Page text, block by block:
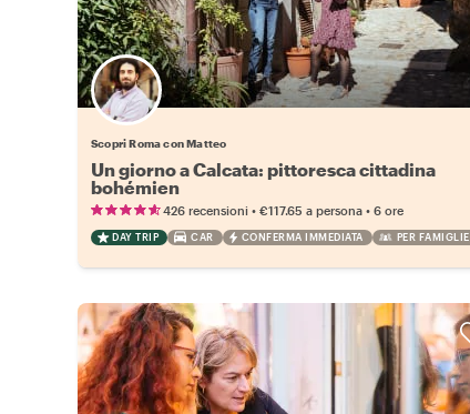
Scopri Roma con Matteo
Un giorno a Calcata: pittoresca cittadina
bohémien
426 recensioni • €117.65 a persona • 6 ore
DAY TRIP CAR CONFERMA IMMEDIATA PER FAMIGLIE